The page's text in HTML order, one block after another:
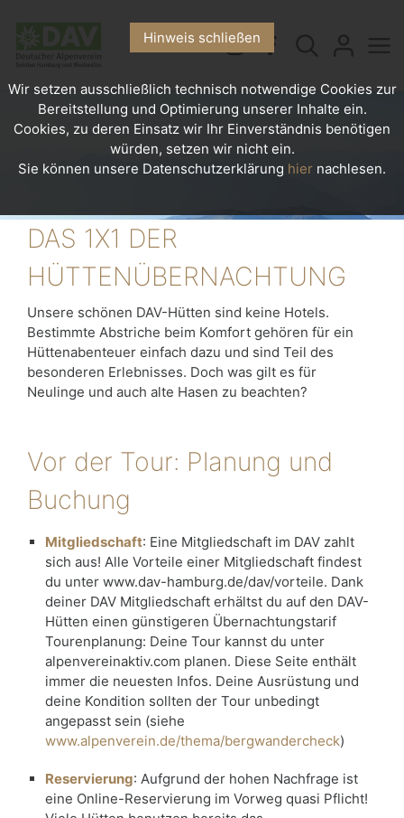
DAS 1X1 DER
HÜTTENÜBERNACHTUNG
Unsere schönen DAV-Hütten sind keine Hotels.
Bestimmte Abstriche beim Komfort gehören für ein
Hüttenabenteuer einfach dazu und sind Teil des
besonderen Erlebnisses. Doch was gilt es für
Neulinge und auch alte Hasen zu beachten?
Vor der Tour: Planung und
Buchung
Mitgliedschaft: Eine Mitgliedschaft im DAV zahlt
sich aus! Alle Vorteile einer Mitgliedschaft findest
du unter www.dav-hamburg.de/dav/vorteile. Dank
deiner DAV Mitgliedschaft erhältst du auf den DAV-
Hütten einen günstigeren Übernachtungstarif
Tourenplanung: Deine Tour kannst du unter
alpenvereinaktiv.com planen. Diese Seite enthält
immer die neuesten Infos. Deine Ausrüstung und
deine Kondition sollten der Tour unbedingt
angepasst sein (siehe
www.alpenverein.de/thema/bergwandercheck)
Reservierung: Aufgrund der hohen Nachfrage ist
eine Online-Reservierung im Vorweg quasi Pflicht!
Hinweis schließen
Wir setzen ausschließlich technisch notwendige Cookies zur
Bereitstellung und Optimierung unserer Inhalte ein.
Cookies, zu deren Einsatz wir Ihr Einverständnis benötigen
würden, setzen wir nicht ein.
Sie können unsere Datenschutzerklärung hier nachlesen.